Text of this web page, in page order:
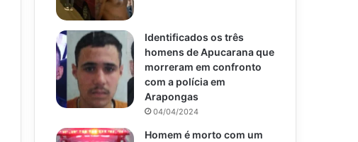
Identificados os três
homens de Apucarana que
morreram em confronto
com a polícia em
Arapongas
04/04/2024
Homem é morto com um